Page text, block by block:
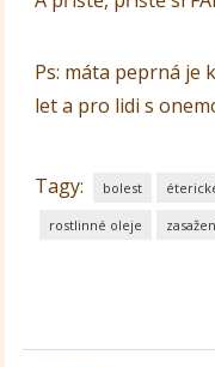
Ps: máta peprná je
let a pro lidi s
Tagy: bolest
rostlinné oleje